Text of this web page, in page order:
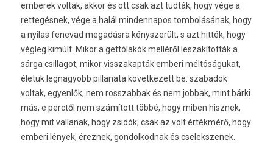
emberek voltak, akkor és ott csak azt tudták, hogy vége a
rettegésnek, vége a halál mindennapos tombolásának, hogy
a nyilas fenevad megadásra kényszerült, s azt hitték, hogy
végleg kimúlt. Mikor a gettólakók melléről leszakították a
sárga csillagot, mikor visszakapták emberi méltóságukat,
életük legnagyobb pillanata következett be: szabadok
voltak, egyenlők, nem rosszabbak és nem jobbak, mint bárki
más, e perctől nem számított többé, hogy miben hisznek,
hogy mit vallanak, hogy zsidók; csak az volt értékmérő, hogy
emberi lények, éreznek, gondolkodnak és cselekszenek.